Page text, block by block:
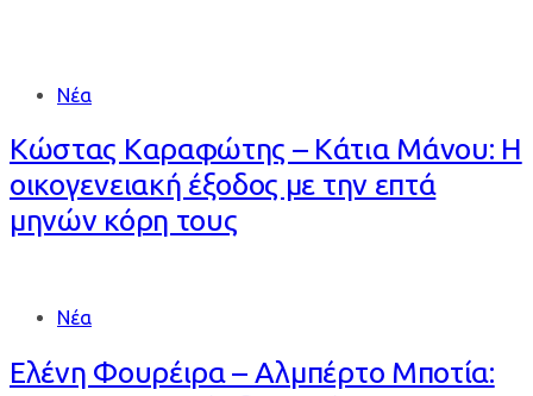
Νέα
Κώστας Καραφώτης – Κάτια Μάνου: Η
οικογενειακή έξοδος με την επτά
μηνών κόρη τους
Νέα
Ελένη Φουρέιρα – Αλμπέρτο Μποτία: